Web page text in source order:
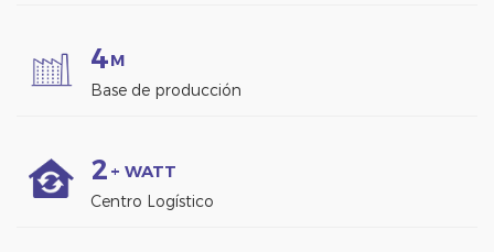
4M
Base de producción
2 + WATT
Centro Logístico